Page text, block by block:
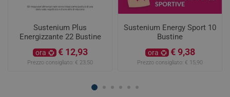
Sustenium Plus
Energizzante 22 Bustine
ora € 12,93
Prezzo consigliato: € 23,50
Sustenium Energy Sport 10
Bustine
ora € 9,38
Prezzo consigliato: € 15,90